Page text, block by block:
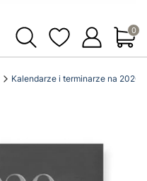
Kalendarze i terminarze na 2020